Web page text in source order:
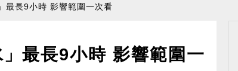
最長9小時 影響範圍一次看
最長9小時 影響範圍一